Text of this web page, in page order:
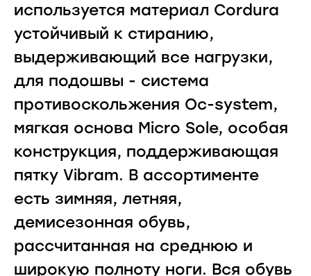
используется материал Cordura
устойчивый к стиранию,
выдерживающий все нагрузки,
для подошвы - система
противоскольжения Oc-system,
мягкая основа Micro Sole, особая
конструкция, поддерживающая
пятку Vibram. В ассортименте
есть зимняя, летняя,
демисезонная обувь,
рассчитанная на среднюю и
широкую полноту ноги. Вся обувь